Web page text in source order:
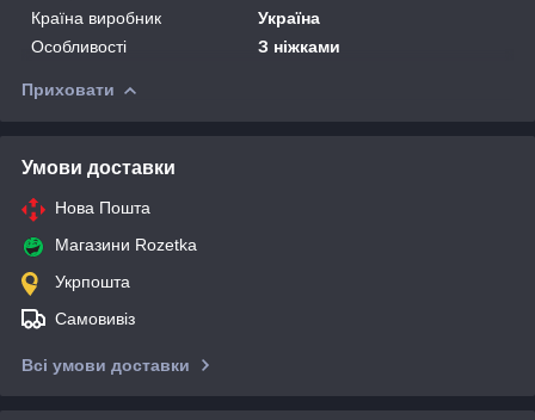
Країна виробник
Україна
Особливості
З ніжками
Приховати
Умови доставки
Нова Пошта
Магазини Rozetka
Укрпошта
Самовивіз
Всі умови доставки